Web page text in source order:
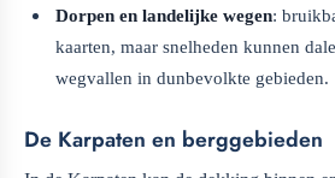
Dorpen en landelijke wegen:
kaarten, maar snelheden kunnen
wegvallen in dunbevolkte gebieden.
De Karpaten en berggebieden